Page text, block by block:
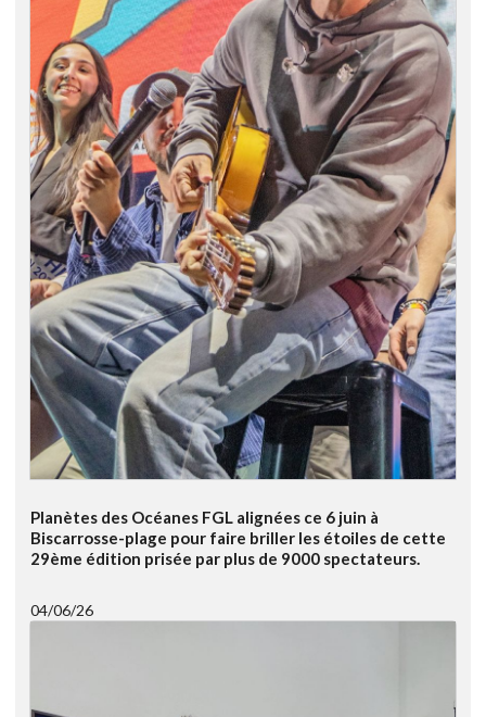
Planètes des Océanes FGL alignées ce 6 juin à
Biscarrosse-plage pour faire briller les étoiles de cette
29ème édition prisée par plus de 9000 spectateurs.
04/06/26